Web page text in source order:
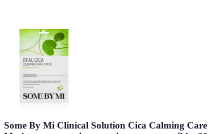
Some By Mi Clinical Solution Cica Calming Care